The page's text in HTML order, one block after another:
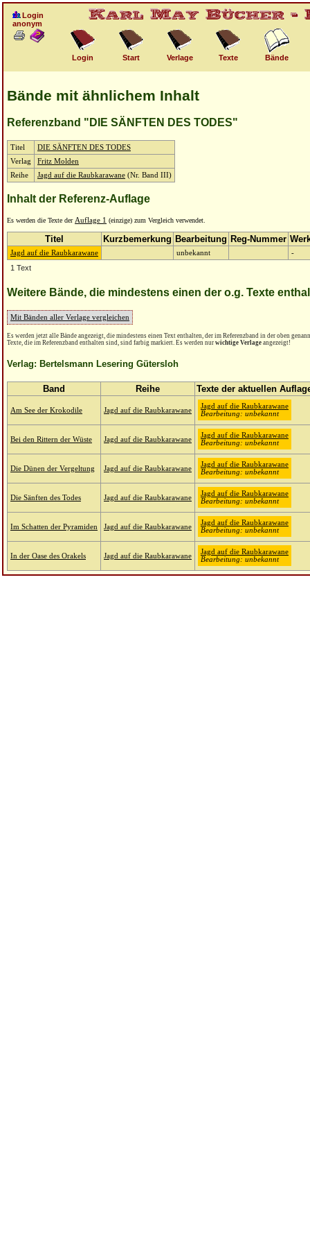
Login
anonym
Login Start Verlage Texte Bände
Bände mit ähnlichem Inhalt
Referenzband "DIE SÄNFTEN DES TODES"
Titel
DIE SÄNFTEN DES TODES
Verlag
Fritz Molden
Reihe
Jagd auf die Raubkarawane (Nr. Band III)
Inhalt der Referenz-Auflage
Es werden die Texte derAuflage 1 (einzige) zum Vergleich verwendet.
Titel Kurzbemerkung Bearbeitung Reg-Nummer
Jagd auf die Raubkarawane unbekannt -
1 Text
Weitere Bände, die mindestens einen der o.g. Texte
Mit Bänden aller Verlage vergleichen
Es werden jetzt alle Bände angezeigt, die mindestens einen Text enthalten, der im Referenzband in der oben
Texte, die im Referenzband enthalten sind, sind farbig markiert. Es werden nur wichtige Verlage angezeigt!
Verlag: Bertelsmann Lesering Gütersloh
Band Reihe Texte der aktuellen
Am See der Krokodile Jagd auf die Raubkarawane
Jagd auf die Raubkarawane
Bearbeitung: unbekannt
Bei den Rittern der Wüste Jagd auf die Raubkarawane
Jagd auf die Raubkarawane
Bearbeitung: unbekannt
Die Dünen der Vergeltung Jagd auf die Raubkarawane
Jagd auf die Raubkarawane
Bearbeitung: unbekannt
Die Sänften des Todes Jagd auf die Raubkarawane
Jagd auf die Raubkarawane
Bearbeitung: unbekannt
Im Schatten der Pyramiden Jagd auf die Raubkarawane
Jagd auf die Raubkarawane
Bearbeitung: unbekannt
In der Oase des Orakels Jagd auf die Raubkarawane
Jagd auf die Raubkarawane
Bearbeitung: unbekannt